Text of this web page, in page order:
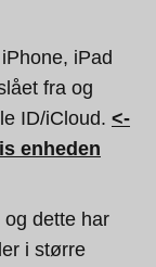
iPad
fra og
ID/iCloud. <-
enheden
dette har
i større